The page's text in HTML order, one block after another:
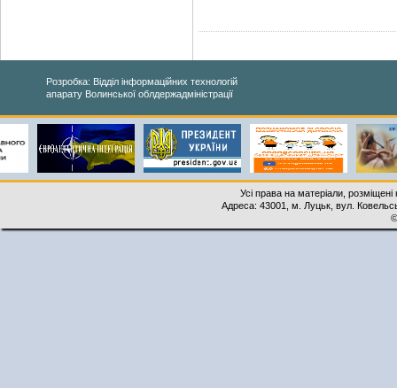
Розробка: Відділ інформаційних технологій
апарату Волинської облдержадміністрації
Усі права на матеріали,
Адреса: 43001, м. Луцьк, вул.